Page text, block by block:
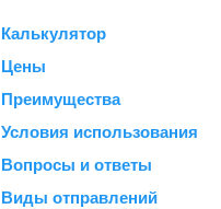
Калькулятор
Цены
Преимущества
Условия использования
Вопросы и ответы
Виды отправлений